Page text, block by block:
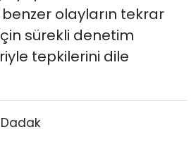
olayların tekrar
sürekli denetim
tepkilerini dile